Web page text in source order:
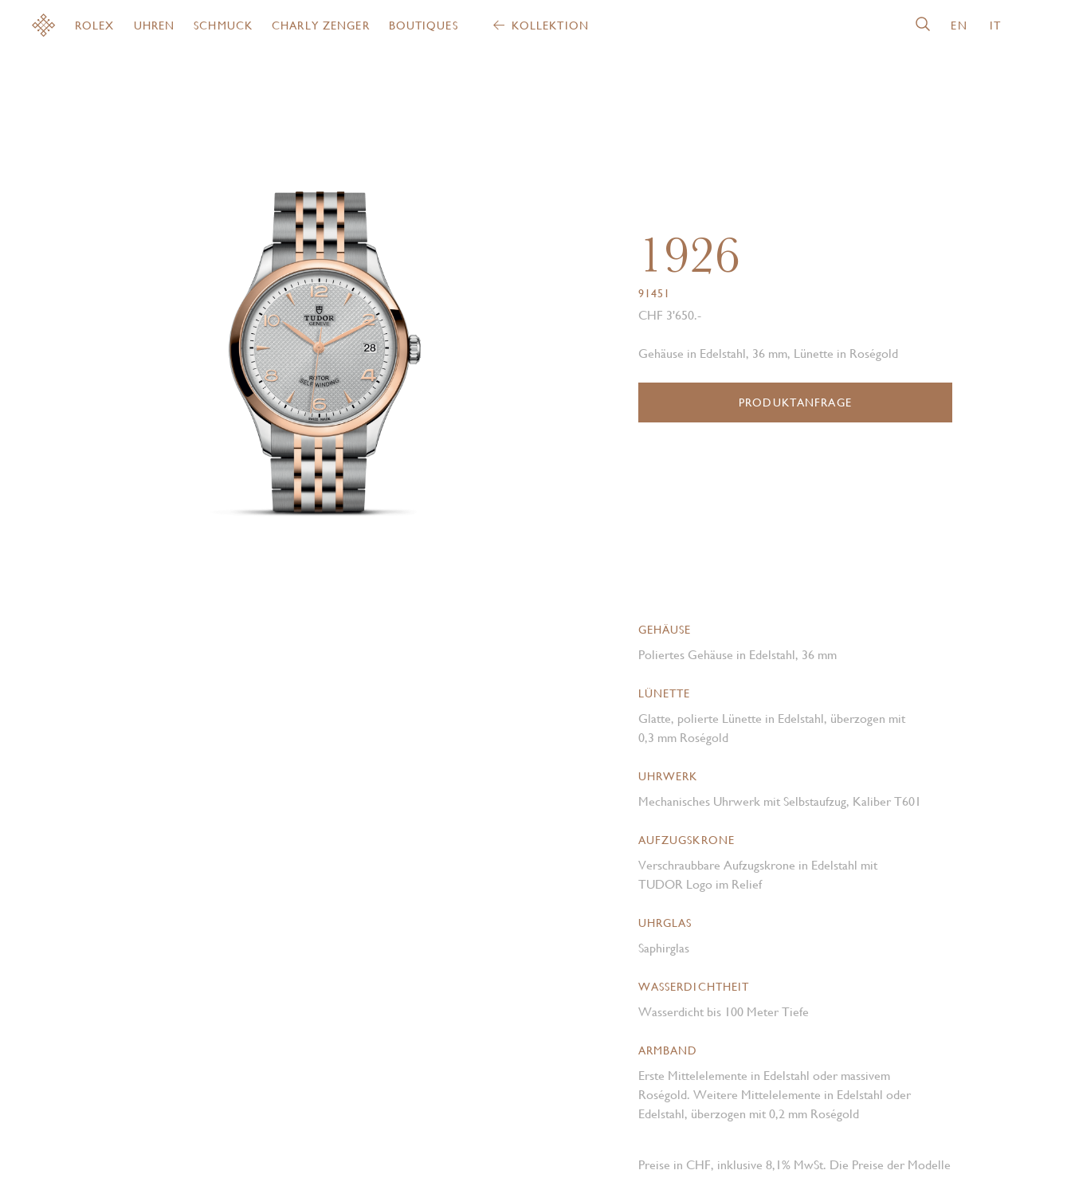
ROLEX UHREN SCHMUCK CHARLY ZENGER BOUTIQUES KOLLEKTION EN IT
1926
91451
CHF 3'650.-
Gehäuse in Edelstahl, 36 mm, Lünette in Roségold
PRODUKTANFRAGE
GEHÄUSE
Poliertes Gehäuse in Edelstahl, 36 mm
LÜNETTE
Glatte, polierte Lünette in Edelstahl, überzogen mit
0,3 mm Roségold
UHRWERK
Mechanisches Uhrwerk mit Selbstaufzug, Kaliber T601
AUFZUGSKRONE
Verschraubbare Aufzugskrone in Edelstahl mit
TUDOR Logo im Relief
UHRGLAS
Saphirglas
WASSERDICHTHEIT
Wasserdicht bis 100 Meter Tiefe
ARMBAND
Erste Mittelelemente in Edelstahl oder massivem
Roségold. Weitere Mittelelemente in Edelstahl oder
Edelstahl, überzogen mit 0,2 mm Roségold
Preise in CHF, inklusive 8,1% MwSt. Die Preise der Modelle